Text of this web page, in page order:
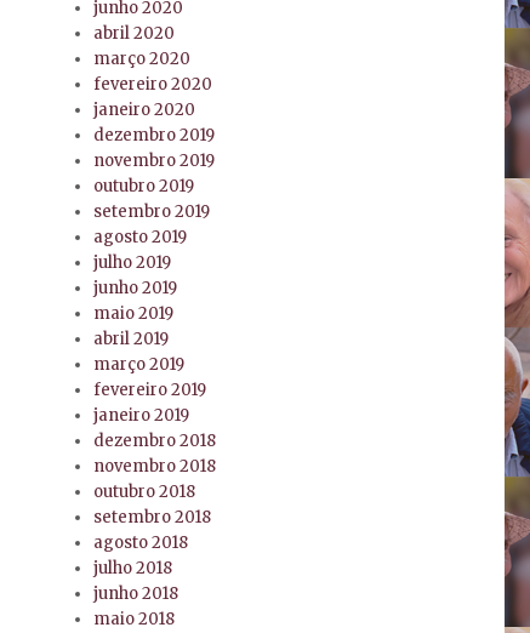
junho 2020
abril 2020
março 2020
fevereiro 2020
janeiro 2020
dezembro 2019
novembro 2019
outubro 2019
setembro 2019
agosto 2019
julho 2019
junho 2019
maio 2019
abril 2019
março 2019
fevereiro 2019
janeiro 2019
dezembro 2018
novembro 2018
outubro 2018
setembro 2018
agosto 2018
julho 2018
junho 2018
maio 2018